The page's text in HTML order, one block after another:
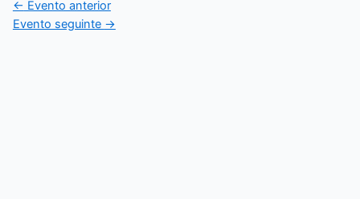
← Evento anterior
Evento seguinte →